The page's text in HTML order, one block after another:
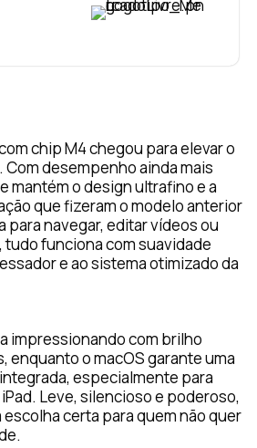
chip M4 chegou para elevar o
desempenho ainda mais
mantém o design ultrafino e a
que fizeram o modelo anterior
para navegar, editar vídeos ou
funciona com suavidade
e ao sistema otimizado da
impressionando com brilho
enquanto o macOS garante uma
especialmente para
Leve, silencioso e poderoso,
escolha certa para quem não quer